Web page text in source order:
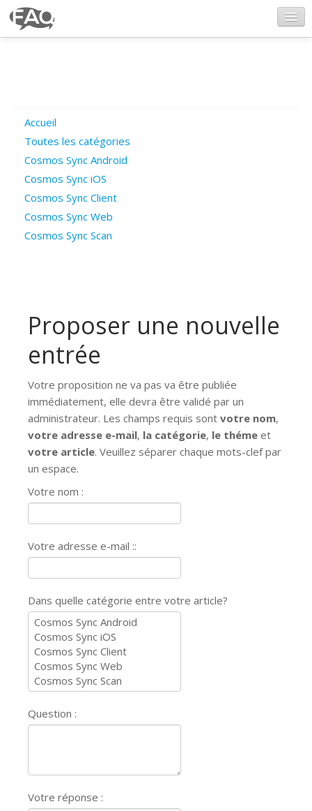
Poser une question
Questions ouvertes
Connexion
Accueil
Toutes les catégories
Cosmos Sync Android
Cosmos Sync iOS
Cosmos Sync Client
Cosmos Sync Web
Cosmos Sync Scan
Proposer une nouvelle
entrée
Votre proposition ne va pas va être publiée
immédiatement, elle devra être validé par un
administrateur. Les champs requis sont votre nom,
votre adresse e-mail, la catégorie, le théme et
votre article. Veuillez séparer chaque mots-clef par
un espace.
Votre nom :
Votre adresse e-mail ::
Dans quelle catégorie entre votre article?
Question :
Votre réponse :